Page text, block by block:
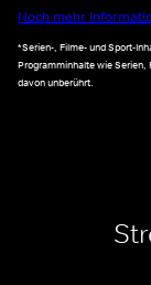
Noch mehr
*Serien-, Filme- und Sport-
Programminhalte wie Serien,
davon unberührt.